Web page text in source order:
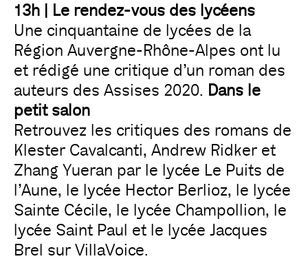
13h | Le rendez-vous des lycéens
Une cinquantaine de lycées de la
Région Auvergne-Rhône-Alpes ont lu
et rédigé une critique d’un roman des
auteurs des Assises 2020. Dans le
petit salon
Retrouvez les critiques des romans de
Klester Cavalcanti, Andrew Ridker et
Zhang Yueran par le lycée Le Puits de
l’Aune, le lycée Hector Berlioz, le lycée
Sainte Cécile, le lycée Champollion, le
lycée Saint Paul et le lycée Jacques
Brel sur VillaVoice.